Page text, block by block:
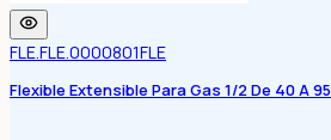
FLE.FLE.0000801FLE
Flexible Extensible Para Gas 1/2 De 40 A 95